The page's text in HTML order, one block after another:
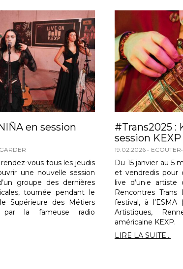
en session
vous tous les jeudis
une nouvelle session
groupe des dernières
tournée pendant le
Supérieure des Métiers
par la fameuse radio
#Trans2025 :
session KEXP
19.02.2026 ECOUTER
Du 15 janvier au 5
et vendredis pour
live d’un·e
Rencontres Trans
festival, à
Artistiques,
américaine KEXP.
LIRE LA SUITE...